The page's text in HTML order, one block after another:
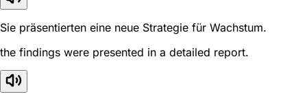
Sie präsentierten eine neue Strategie für Wachstum.
the findings were presented in a detailed report.